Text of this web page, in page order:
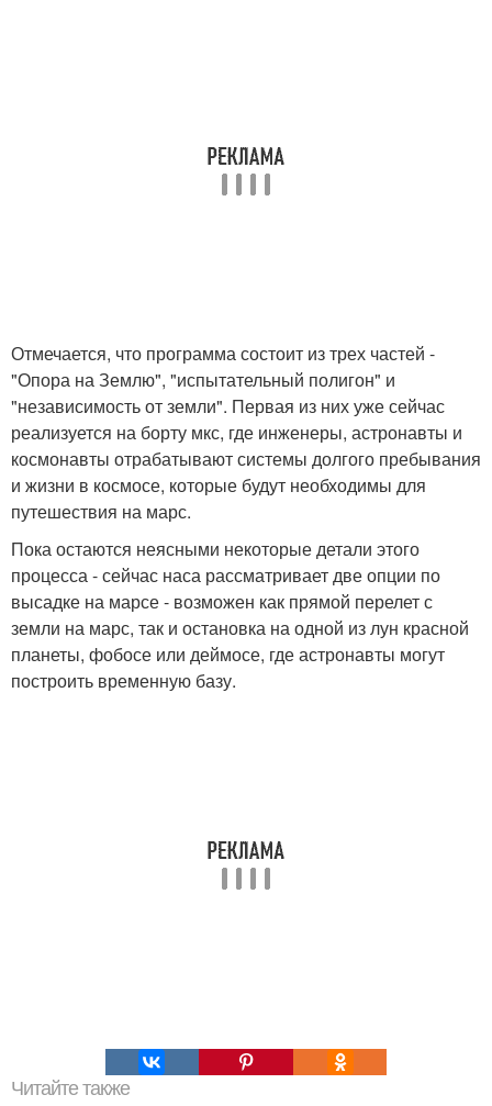
Отмечается, что программа состоит из трех частей -
"Опора на Землю", "испытательный полигон" и
"независимость от земли". Первая из них уже сейчас
реализуется на борту мкс, где инженеры, астронавты и
космонавты отрабатывают системы долгого пребывания
и жизни в космосе, которые будут необходимы для
путешествия на марс.
Пока остаются неясными некоторые детали этого
процесса - сейчас наса рассматривает две опции по
высадке на марсе - возможен как прямой перелет с
земли на марс, так и остановка на одной из лун красной
планеты, фобосе или деймосе, где астронавты могут
построить временную базу.
Читайте также